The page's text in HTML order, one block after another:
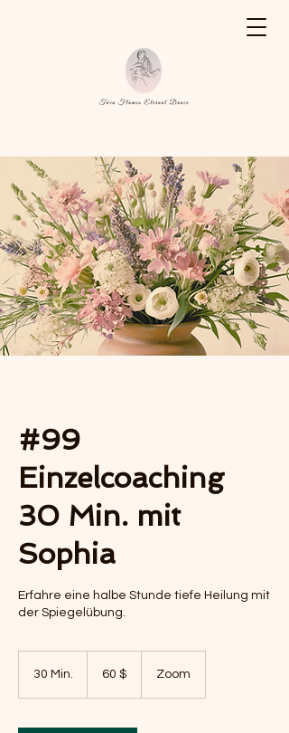
#99
Einzelcoaching
30 Min. mit
Sophia
Erfahre eine halbe Stunde tiefe Heilung mit
der Spiegelübung.
30 Min.
i
Dollar60 $ Zoom